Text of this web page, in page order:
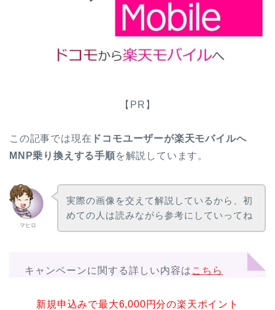
【PR】
この記事では現在 ドコモユーザーが楽天モバイルへ
MNP乗り換えする手順を解説しています。
マヒロ
実際の画像を交えて解説しているから、初
めての人は読みながら参考にしていってね
キャンペーンに関する詳しい内容は こちら
新規申込みで最大6,000円分の楽天ポイント